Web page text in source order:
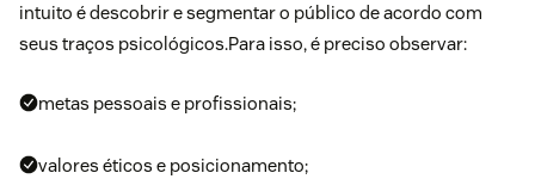
intuito é descobrir e segmentar o público de acordo com
seus traços psicológicos.Para isso, é preciso observar:
metas pessoais e profissionais;
valores éticos e posicionamento;